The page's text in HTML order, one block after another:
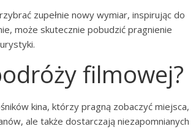
zupełnie nowy wymiar, inspirując do
może skutecznie pobudzić pragnienie
filmowej?
kina, którzy pragną zobaczyć miejsca,
ale także dostarczają niezapomnianych